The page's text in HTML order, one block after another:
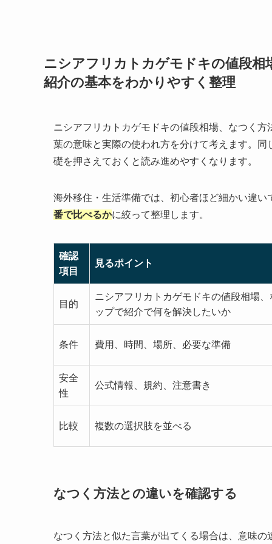
ニシアフリカトカゲモドキの値段
紹介の基本をわかりやすく整理
ニシアフリカトカゲモドキの値段相場、なつく
葉の意味と実際の使われ方を分けて考えます。
礎を押さえておくと読み進めやすくなります。
海外移住・生活準備では、初心者ほど細かい違
番で比べるかに絞って整理します。
確認
項目
見るポイント
目的
ニシアフリカトカゲモドキの値段相場
ップで紹介で何を解決したいか
条件 費用、時間、場所、必要な準備
安全
性
公式情報、規約、注意書き
比較 複数の選択肢を並べる
なつく方法との違いを確認する
なつく方法と似た言葉が出てくる場合は、意味